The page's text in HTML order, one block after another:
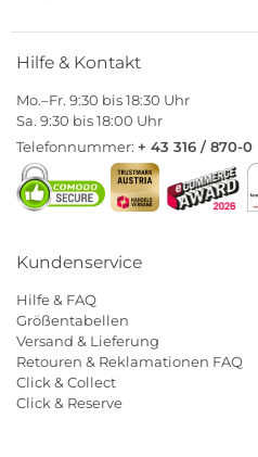
Hilfe & Kontakt
Mo.–Fr. 9:30 bis 18:30 Uhr
Sa. 9:30 bis 18:00 Uhr
Telefonnummer: + 43 316 / 870-0
Kundenservice
Hilfe & FAQ
Größentabellen
Versand & Lieferung
Retouren & Reklamationen FAQ
Click & Collect
Click & Reserve